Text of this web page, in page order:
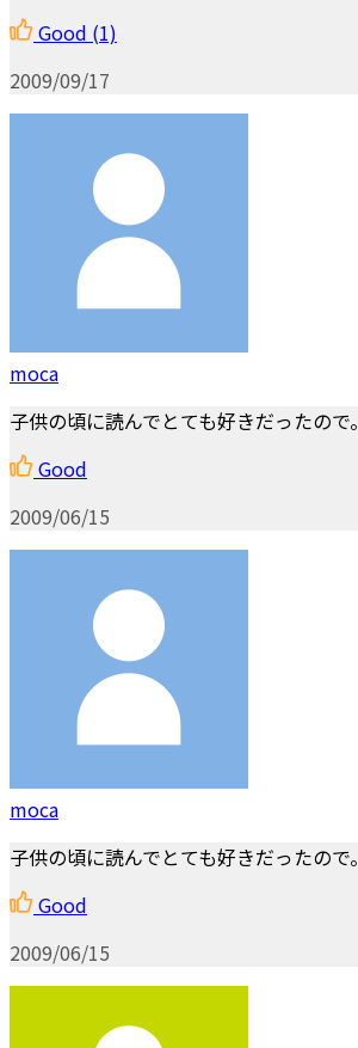
Good (1)
2009/09/17
moca
子供の頃に読んでとても好きだったので。
Good
2009/06/15
moca
子供の頃に読んでとても好きだったので。
Good
2009/06/15